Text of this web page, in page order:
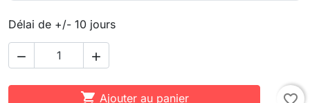
Délai de +/- 10 jours
 
 Ajouter au panier